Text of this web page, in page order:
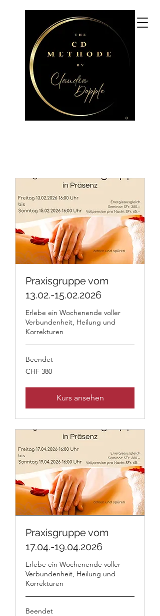
CLAUDIA DOPPLE
CDM Coaching und Beratung,
CDM Seminare, 3+
Praxisgruppen
Praxisgruppe vom
13.02.-15.02.2026
Erlebe ein Wochenende voller
Verbundenheit, Heilung und
Korrekturen
Beendet
380
Schweizer
CHF 380
Kurs ansehen
Praxisgruppe vom
17.04.-19.04.2026
Erlebe ein Wochenende voller
Verbundenheit, Heilung und
Korrekturen
Beendet